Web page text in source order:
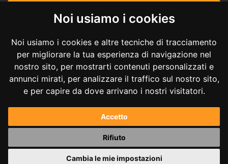
Noi usiamo i cookies
Noi usiamo i cookies e altre tecniche di tracciamento
per migliorare la tua esperienza di navigazione nel
nostro sito, per mostrarti contenuti personalizzati e
annunci mirati, per analizzare il traffico sul nostro sito,
e per capire da dove arrivano i nostri visitatori.
Accetto
Rifiuto
Cambia le mie impostazioni
INVIA MESSAGGIO
Copyright © 2017-2026 Andrea Ilici. Tutti i diritti riservati.
P.IVA 02711210027
Powered byAndrea Ilici
mappa del sito|gestisci cookie